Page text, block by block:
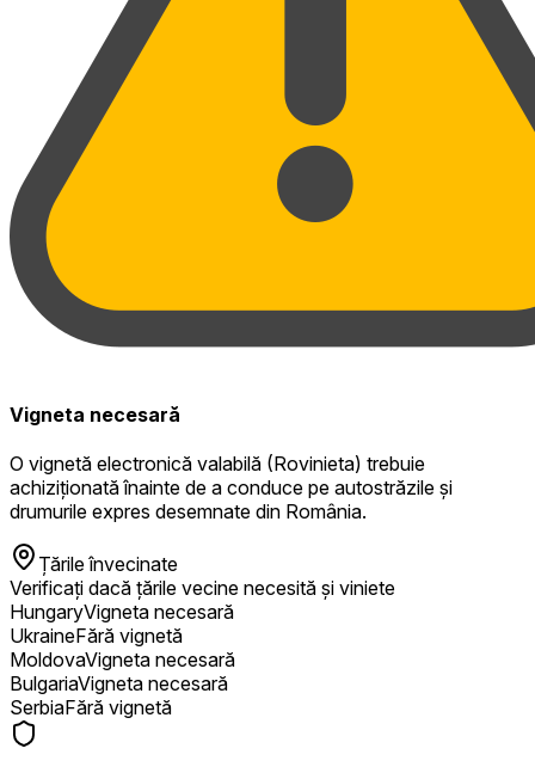
Vigneta necesară
O vignetă electronică valabilă (Rovinieta) trebuie
achiziționată înainte de a conduce pe autostrăzile și
drumurile expres desemnate din România.
Țările învecinate
Verificați dacă țările vecine necesită și viniete
HungaryVigneta necesară
UkraineFără vignetă
MoldovaVigneta necesară
BulgariaVigneta necesară
SerbiaFără vignetă